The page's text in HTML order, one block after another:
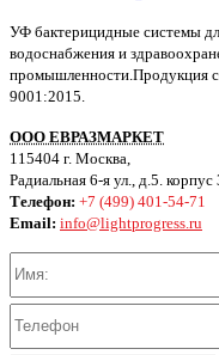
УФ бактерицидные системы
водоснабжения и
промышленности.Продукция
9001:2015.
ООО ЕВРАЗМАРКЕТ
115404 г. Москва,
Радиальная 6-я ул., д.5.
Телефон: +7 (499) 401-54-71
Email: info@lightprogress.ru